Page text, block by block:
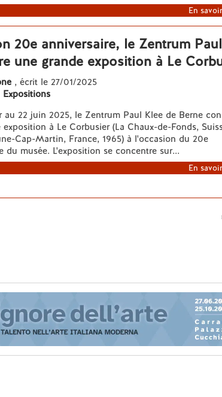
En
20e anniversaire, le Zentrum
une grande exposition à Le
, écrit le 27/01/2025
Expositions
au 22 juin 2025, le Zentrum Paul Klee de Berne
exposition à Le Corbusier (La Chaux-de-Fonds,
Cap-Martin, France, 1965) à l'occasion du 20e
du musée. L'exposition se concentre sur...
En